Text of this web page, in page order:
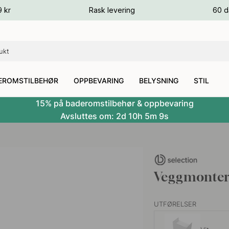
kr Rask levering 60
OPPBEVARING BELYSNING STIL
15% på baderomstilbehør & oppbevaring
Avsluttes om: 2d 10h 5m 8s
UTFØRELSER